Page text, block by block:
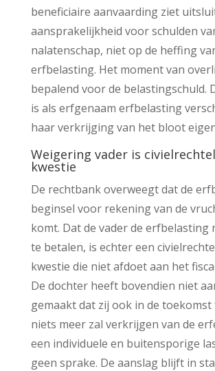
beneficiaire aanvaarding ziet
aansprakelijkheid voor schulden
nalatenschap, niet op de heffing
erfbelasting. Het moment van
bepalend voor de belastingschuld.
is als erfgenaam erfbelasting
haar verkrijging van het bloot
Weigering vader is
kwestie
De rechtbank overweegt dat de
beginsel voor rekening van de
komt. Dat de vader de erfbelasting
te betalen, is echter een
kwestie die niet afdoet aan het
De dochter heeft bovendien niet
gemaakt dat zij ook in de
niets meer zal verkrijgen van de
een individuele en buitensporige
geen sprake. De aanslag blijft in